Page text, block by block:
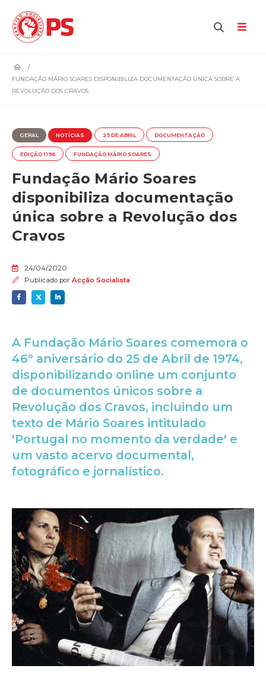
FUNDAÇÃO MÁRIO SOARES DISPONIBILIZA DOCUMENTAÇÃO ÚNICA SOBRE A
REVOLUÇÃO DOS CRAVOS
GERAL NOTÍCIAS 25 DE ABRIL DOCUMENTAÇÃO
EDIÇÃO 1196 FUNDAÇÃO MÁRIO SOARES
Fundação Mário Soares
disponibiliza documentação
única sobre a Revolução dos
Cravos
24/04/2020
Publicado por Acção Socialista
A Fundação Mário Soares comemora o
46º aniversário do 25 de Abril de 1974,
disponibilizando online um conjunto
de documentos únicos sobre a
Revolução dos Cravos, incluindo um
texto de Mário Soares intitulado
'Portugal no momento da verdade' e
um vasto acervo documental,
fotográfico e jornalístico.